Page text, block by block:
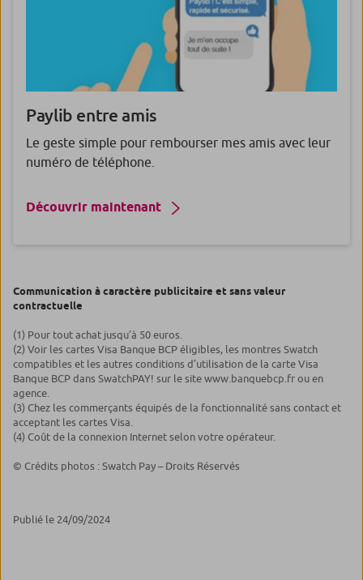
Paylib entre amis
Le geste simple pour rembourser mes amis avec leur
numéro de téléphone.
Découvrir maintenant
Communication à caractère publicitaire et sans valeur
contractuelle
(1) Pour tout achat jusqu’à 50 euros.
(2) Voir les cartes Visa Banque BCP éligibles, les montres Swatch
compatibles et les autres conditions d’utilisation de la carte Visa
Banque BCP dans SwatchPAY! sur le site www.banquebcp.fr ou en
agence.
(3) Chez les commerçants équipés de la fonctionnalité sans contact et
acceptant les cartes Visa.
(4) Coût de la connexion Internet selon votre opérateur.
© Crédits photos : Swatch Pay – Droits Réservés
Publié le 24/09/2024